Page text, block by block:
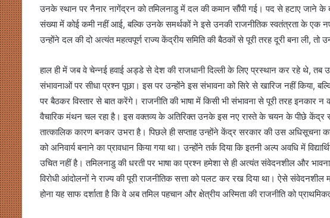
उनके स्थान पर नैनार नागेंद्रन को तमिलनाडु में दल की कमान सौंपी गई। पद से हटाए जाने के
संख्या में कोई कमी नहीं आई, बल्कि उनके समर्थकों ने इसे उनकी राजनीतिक स्वतंत्रता के एक
उन्होंने दल की दो अत्यंत महत्वपूर्ण राज्य केंद्रीय समिति की बैठकों से पूरी तरह दूरी बना ली,
हाल ही में जब वे चेन्नई हवाई अड्डे से देश की राजधानी दिल्ली के लिए प्रस्थान कर रहे थे,
संभावनाओं पर सीधा प्रश्न पूछा। इस पर उन्होंने इस संभावना को सिरे से खारिज नहीं किया,
पर बैठकर विस्तार से बात करेंगे। राजनीति की भाषा में किसी भी संभावना से पूरी तरह इनकार न
वैचारिक मंथन चल रहा है। इस वक्तव्य के अतिरिक्त उनके इस नए रास्ते के चयन के पीछे केंद्र
तात्कालिक कारण बनकर उभरा है। पिछले ही सप्ताह उन्होंने केंद्र सरकार की उस अधिसूचना
को अनिवार्य बनाने का प्रावधान किया गया था। उन्होंने तर्क दिया कि इतनी अल्प अवधि में
उचित नहीं है। तमिलनाडु की धरती पर भाषा का प्रश्न हमेशा से ही अत्यंत संवेदनशील और
विरोधी आंदोलनों ने राज्य की पूरी राजनीतिक सत्ता को पलट कर रख दिया था। ऐसे
होना यह साफ दर्शाता है कि वे अब तमिल पहचान और क्षेत्रीय अस्मिता की राजनीति को